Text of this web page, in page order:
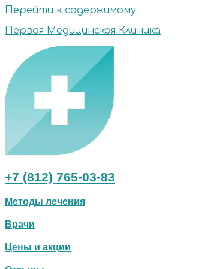
Перейти к содержимому
Первая Медицинская Клиника
+7 (812) 765-03-83
Методы лечения
Врачи
Цены и акции